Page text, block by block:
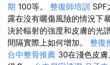
期 100等。 整復師培訓
露在沒有曬傷風險的情況下
決於輻射的強度和皮膚的光
間隔實際上如何增加。 整復
台中整骨推薦 30在淺色皮